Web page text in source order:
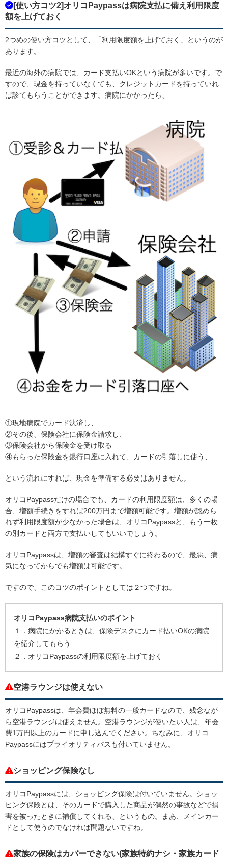
[使い方コツ2]オリコPaypassは病院支払に備え利用限度
額を上げておく
2つめの使い方コツとして、「利用限度額を上げておく」というのが
あります。
最近の海外の病院では、カード支払いOKという病院が多いです。で
すので、現金を持っていなくても、クレジットカードを持っていれ
ば診てもらうことができます。病院にかかったら、
①現地病院でカード決済し、
②その後、保険会社に保険金請求し、
③保険会社から保険金を受け取る
④もらった保険金を銀行口座に入れて、カードの引落しに使う、
という流れにすれば、現金を準備する必要はありません。
オリコPaypassだけの場合でも、カードの利用限度額は、多くの場
合、増額手続きをすれば200万円まで増額可能です。増額が認めら
れず利用限度額が少なかった場合は、オリコPaypassと、もう一枚
の別カードと両方で支払いしてもいいでしょう。
オリコPaypassは、増額の審査は結構すぐに終わるので、最悪、病
気になってからでも増額は可能です。
ですので、このコツのポイントとしては２つですね。
オリコPaypass病院支払いのポイント
１．病院にかかるときは、保険デスクにカード払いOKの病院
を紹介してもらう
２．オリコPaypassの利用限度額を上げておく
空港ラウンジは使えない
オリコPaypassは、年会費ほぼ無料の一般カードなので、残念なが
ら空港ラウンジは使えません。空港ラウンジが使いたい人は、年会
費1万円以上のカードに申し込んでください。ちなみに、オリコ
Paypassにはプライオリティパスも付いていません。
ショッピング保険なし
オリコPaypassには、ショッピング保険は付いていません。ショッ
ピング保険とは、そのカードで購入した商品が偶然の事故などで損
害を被ったときに補償してくれる、というもの。まあ、メインカー
ドとして使うのでなければ問題ないですね。
家族の保険はカバーできない(家族特約ナシ・家族カード